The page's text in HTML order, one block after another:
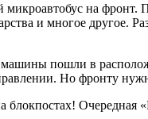
микроавтобус на
и многое другое.
пошли в
Но фронту
Очередная